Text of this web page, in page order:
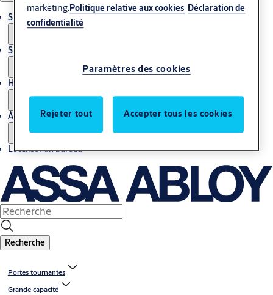
Solutions
Service
Histoires
À propos de nous
Localiser un bureau
Recherche
Portes tournantes
Grande capacité
marketing.Politique relative aux cookies Déclaration de
confidentialité
Paramètres des cookies
Rejeter tout Accepter tous les cookies